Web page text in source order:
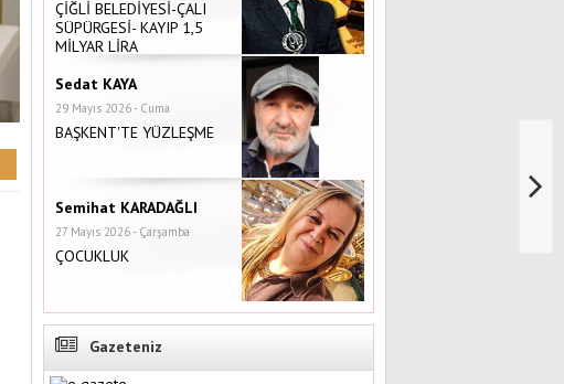
ÇİĞLİ BELEDİYESİ-ÇALI
SÜPÜRGESİ- KAYIP 1,5
MİLYAR LİRA
Sedat KAYA
29 Mayıs 2026 - Cuma
BAŞKENT'TE YÜZLEŞME
Semihat KARADAĞLI
27 Mayıs 2026 - Çarşamba
ÇOCUKLUK
Gazeteniz